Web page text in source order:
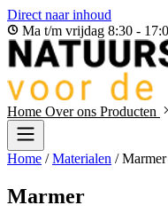
Direct naar inhoud
Ma t/m vrijdag 8:30 -
Home Over ons Producten
Home / Materialen / Marmer
Marmer